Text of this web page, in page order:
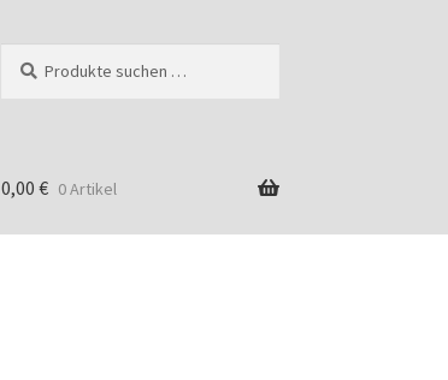
nach:
0,00 € 0 Artikel